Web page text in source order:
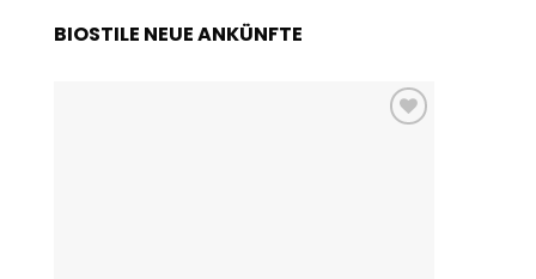
BIOSTILE NEUE ANKÜNFTE